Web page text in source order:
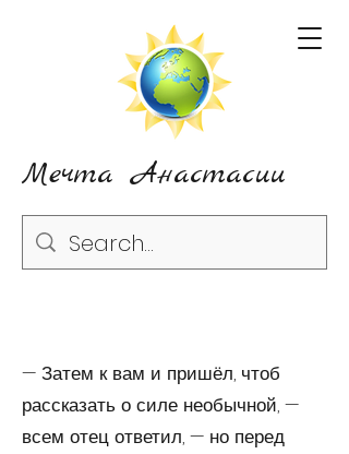
Мечта Анастасии
— Затем к вам и пришёл, чтоб
рассказать о силе не­обычной, —
всем отец ответил, — но перед